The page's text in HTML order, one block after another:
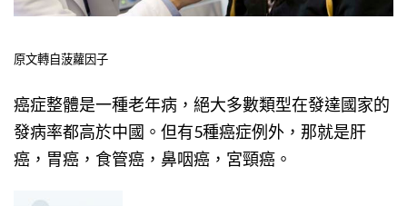
原文轉自菠蘿因子
癌症整體是一種老年病，絕大多數類型在發達國家的
發病率都高於中國。但有5種癌症例外，那就是肝
癌，胃癌，食管癌，鼻咽癌，宮頸癌。